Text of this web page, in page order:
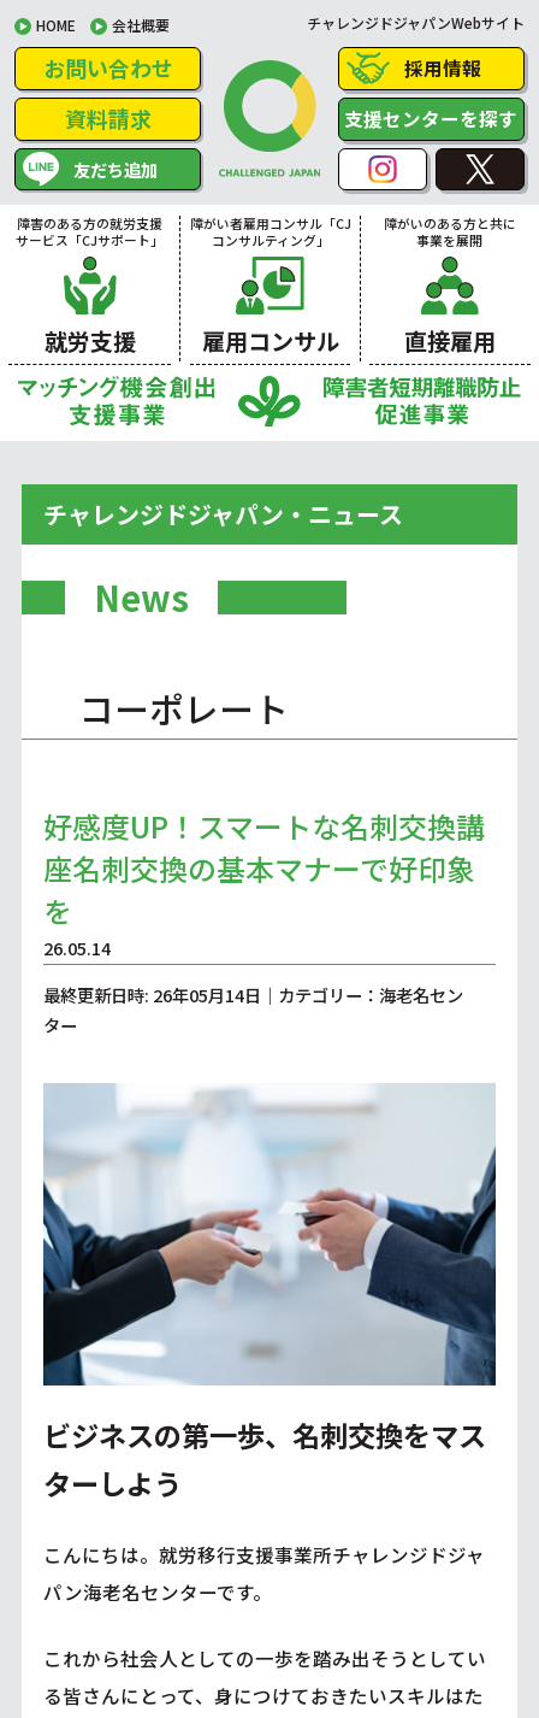
HOME 会社概要 チャレンジドジャパンWebサイト
お問い合わせ
資料請求
友だち追加
採用情報
支援センターを探す
障害のある方の就労支援
サービス「CJサポート」
就労支援
障がい者雇用コンサル「CJ
コンサルティング」
雇用コンサル
障がいのある方と共に
事業を展開
直接雇用
チャレンジドジャパン・ニュース
News
コーポレート
好感度UP！スマートな名刺交換講
座名刺交換の基本マナーで好印象
を
26.05.14
最終更新日時: 26年05月14日｜カテゴリー：海老名セン
ター
ビジネスの第一歩、名刺交換をマス
ターしよう
こんにちは。就労移行支援事業所チャレンジドジャ
パン海老名センターです。
これから社会人としての一歩を踏み出そうとしてい
る皆さんにとって、身につけておきたいスキルはた